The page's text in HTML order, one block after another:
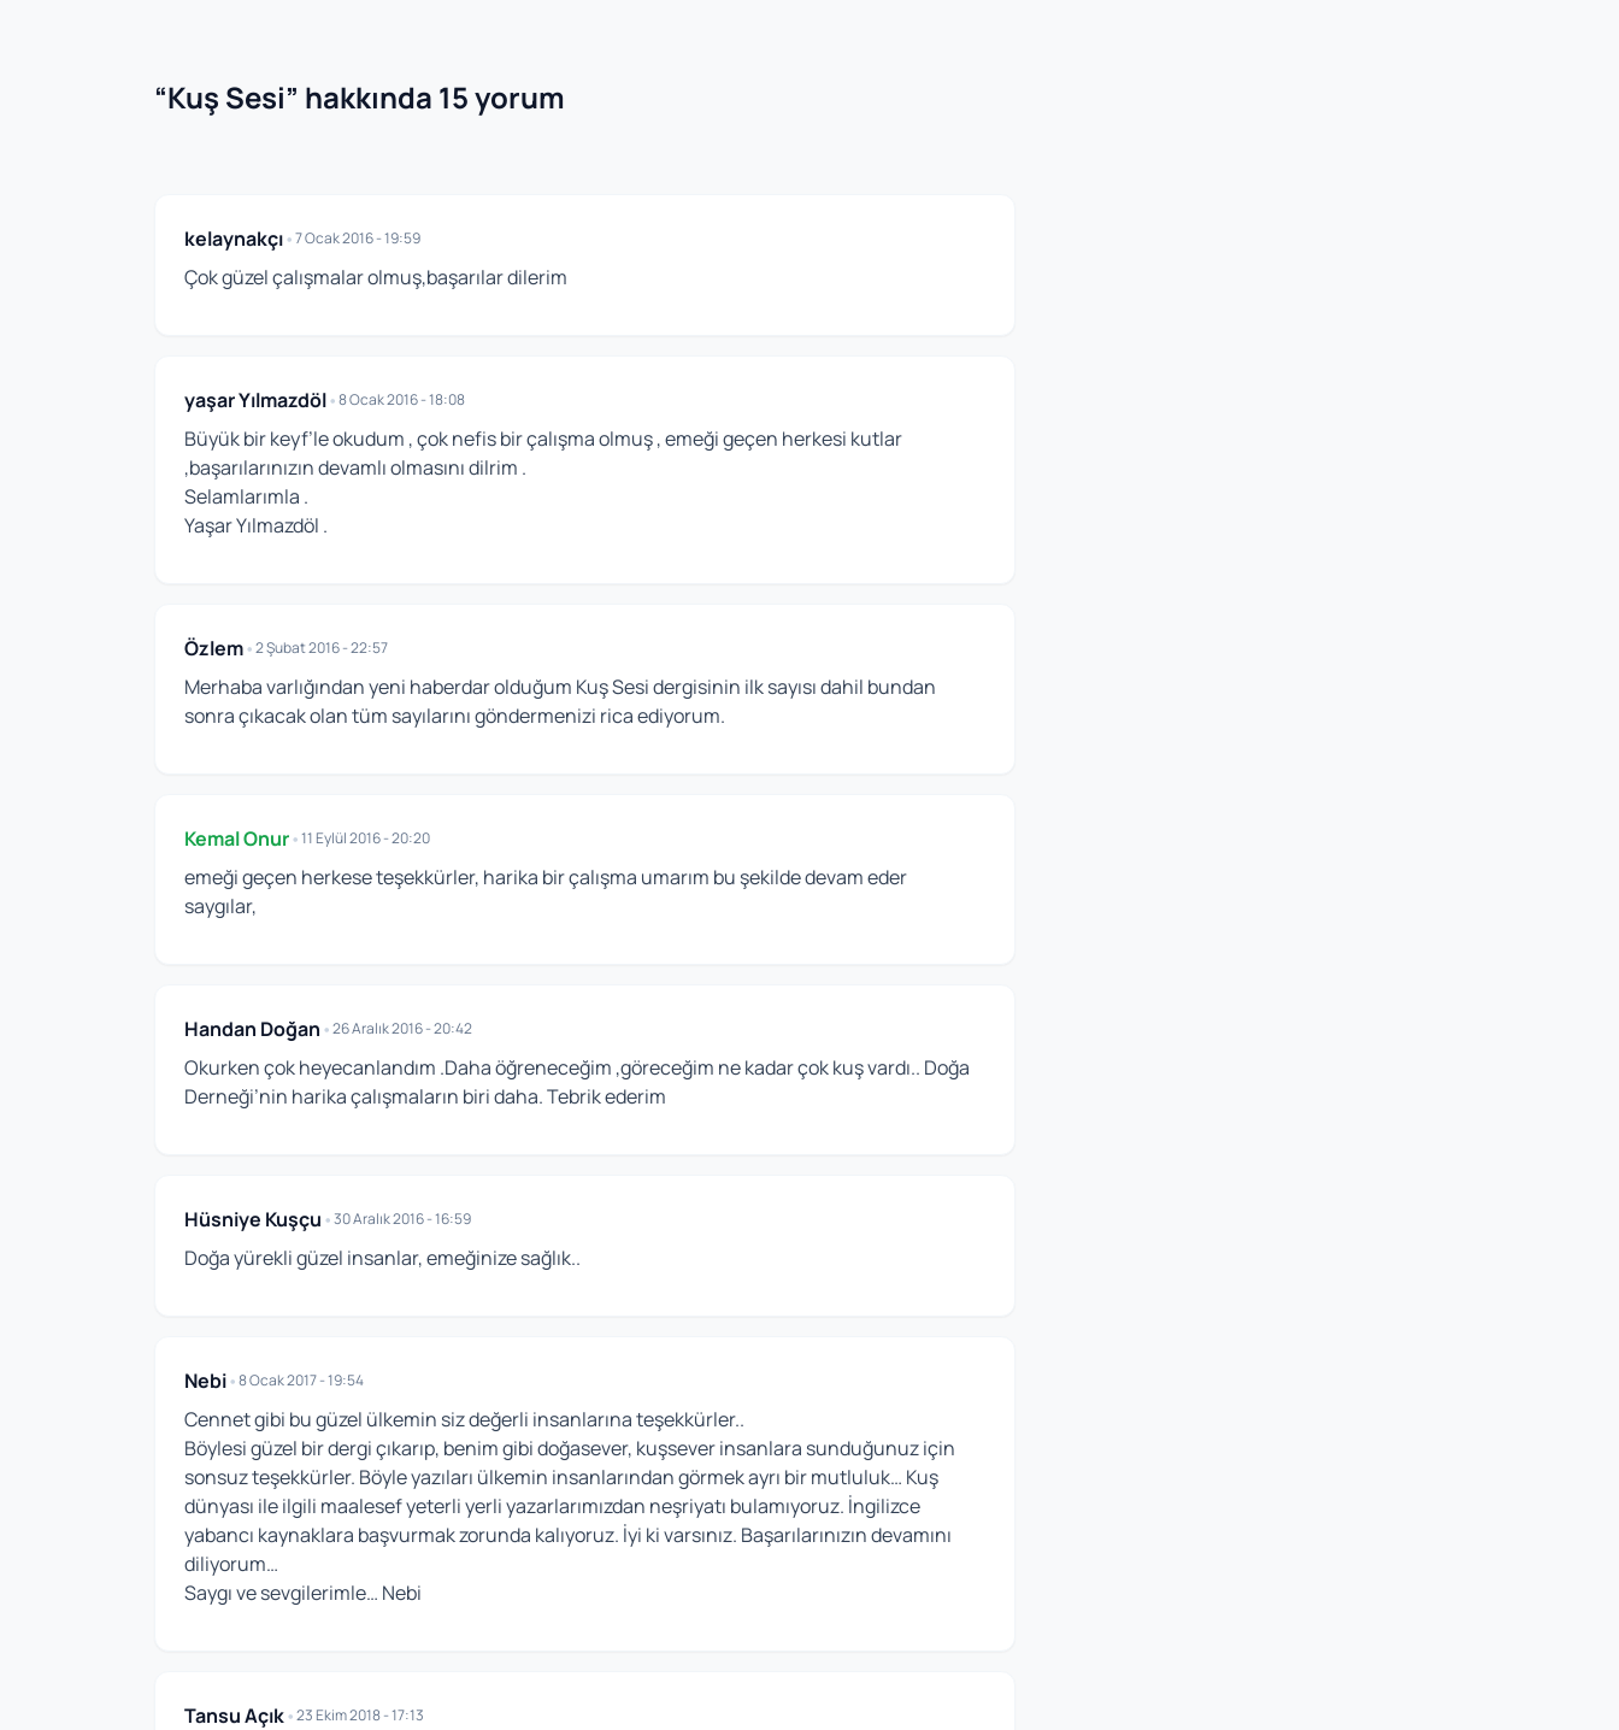
“Kuş Sesi” hakkında 15 yorum
kelaynakçı•7 Ocak 2016 - 19:59
Çok güzel çalışmalar olmuş,başarılar dilerim
yaşar Yılmazdöl•8 Ocak 2016 - 18:08
Büyük bir keyf’le okudum , çok nefis bir çalışma olmuş , emeği geçen herkesi kutlar
,başarılarınızın devamlı olmasını dilrim .
Selamlarımla .
Yaşar Yılmazdöl .
Özlem•2 Şubat 2016 - 22:57
Merhaba varlığından yeni haberdar olduğum Kuş Sesi dergisinin ilk sayısı dahil bundan
sonra çıkacak olan tüm sayılarını göndermenizi rica ediyorum.
Kemal Onur•11 Eylül 2016 - 20:20
emeği geçen herkese teşekkürler, harika bir çalışma umarım bu şekilde devam eder
saygılar,
Handan Doğan•26 Aralık 2016 - 20:42
Okurken çok heyecanlandım .Daha öğreneceğim ,göreceğim ne kadar çok kuş vardı.. Doğa
Derneği’nin harika çalışmaların biri daha. Tebrik ederim
Hüsniye Kuşçu•30 Aralık 2016 - 16:59
Doğa yürekli güzel insanlar, emeğinize sağlık..
Nebi•8 Ocak 2017 - 19:54
Cennet gibi bu güzel ülkemin siz değerli insanlarına teşekkürler..
Böylesi güzel bir dergi çıkarıp, benim gibi doğasever, kuşsever insanlara sunduğunuz için
sonsuz teşekkürler. Böyle yazıları ülkemin insanlarından görmek ayrı bir mutluluk… Kuş
dünyası ile ilgili maalesef yeterli yerli yazarlarımızdan neşriyatı bulamıyoruz. İngilizce
yabancı kaynaklara başvurmak zorunda kalıyoruz. İyi ki varsınız. Başarılarınızın devamını
diliyorum…
Saygı ve sevgilerimle… Nebi
Tansu Açık•23 Ekim 2018 - 17:13